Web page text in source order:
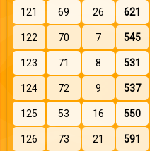
121
69 26 621
122
70 7 545
123
71 8 531
124
72 9 537
125
53 16 550
126
73 21 591